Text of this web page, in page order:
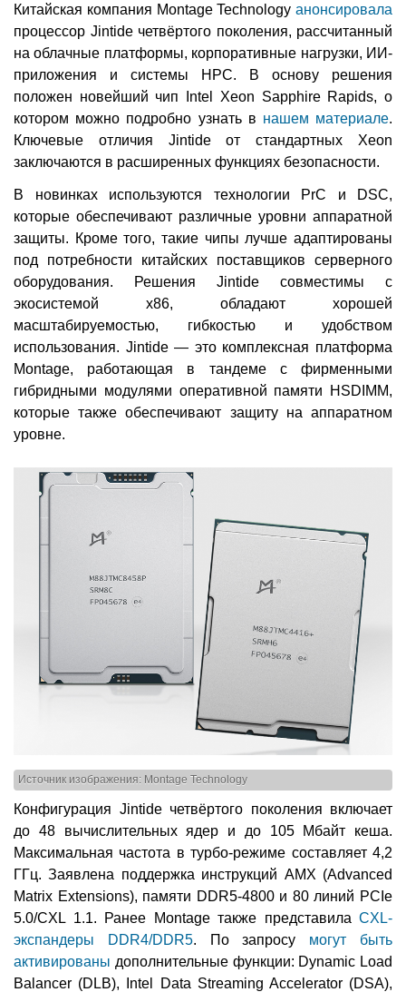
Китайская компания Montage Technology анонсировала
процессор Jintide четвёртого поколения, рассчитанный
на облачные платформы, корпоративные нагрузки, ИИ-
приложения и системы НРС. В основу решения
положен новейший чип Intel Xeon Sapphire Rapids, о
котором можно подробно узнать в нашем материале.
Ключевые отличия Jintide от стандартных Xeon
заключаются в расширенных функциях безопасности.
В новинках используются технологии PrC и DSC,
которые обеспечивают различные уровни аппаратной
защиты. Кроме того, такие чипы лучше адаптированы
под потребности китайских поставщиков серверного
оборудования. Решения Jintide совместимы с
экосистемой x86, обладают хорошей
масштабируемостью, гибкостью и удобством
использования. Jintide — это комплексная платформа
Montage, работающая в тандеме с фирменными
гибридными модулями оперативной памяти HSDIMM,
которые также обеспечивают защиту на аппаратном
уровне.
Источник изображения: Montage Technology
Конфигурация Jintide четвёртого поколения включает
до 48 вычислительных ядер и до 105 Мбайт кеша.
Максимальная частота в турбо-режиме составляет 4,2
ГГц. Заявлена поддержка инструкций AMX (Advanced
Matrix Extensions), памяти DDR5-4800 и 80 линий PCIe
5.0/CXL 1.1. Ранее Montage также представила CXL-
экспандеры DDR4/DDR5. По запросу могут быть
активированы дополнительные функции: Dynamic Load
Balancer (DLB), Intel Data Streaming Accelerator (DSA),